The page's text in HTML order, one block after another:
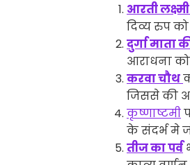
आरती
दिव्य रुप
दुर्गा माता
आराधना
करवा चौथ
जिससे की
कृष्णाष्टमी
के संदर्भ मे
तीज का पर्व